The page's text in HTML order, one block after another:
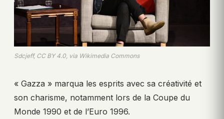
Sdcjeff, CC BY 4.0, via Wikimedia Commons
« Gazza » marqua les esprits avec sa créativité et
son charisme, notamment lors de la Coupe du
Monde 1990 et de l’Euro 1996.